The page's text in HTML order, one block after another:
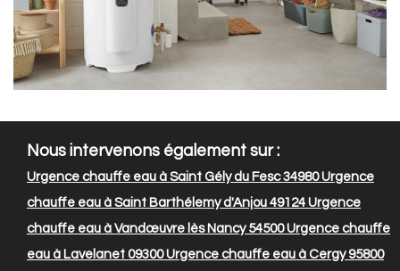
Nous intervenons également sur :
Urgence chauffe eau à Saint Gély du Fesc 34980Urgence
chauffe eau à Saint Barthélemy d'Anjou 49124 Urgence
chauffe eau à Vandœuvre lès Nancy 54500Urgence chauffe
eau à Lavelanet 09300Urgence chauffe eau à Cergy 95800